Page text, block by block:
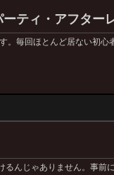
ティ・アフター
毎回ほとんど居ない初
んじゃありません。事